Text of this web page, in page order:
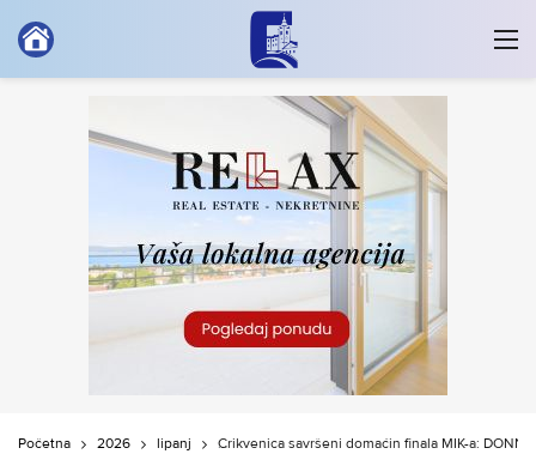
Početna 2026 lipanj Crikvenica savršeni domaćin finala MIK-a: